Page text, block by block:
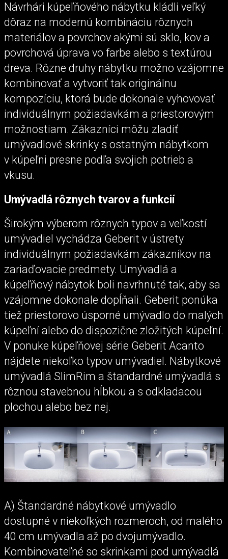
Návrhári kúpeľňového nábytku kládli veľký
dôraz na modernú kombináciu rôznych
materiálov a povrchov akými sú sklo, kov a
povrchová úprava vo farbe alebo s textúrou
dreva. Rôzne druhy nábytku možno vzájomne
kombinovať a vytvoriť tak originálnu
kompozíciu, ktorá bude dokonale vyhovovať
individuálnym požiadavkám a priestorovým
možnostiam. Zákazníci môžu zladiť
umývadlové skrinky s ostatným nábytkom
v kúpeľni presne podľa svojich potrieb a
vkusu.
Umývadlá rôznych tvarov a funkcií
Širokým výberom rôznych typov a veľkostí
umývadiel vychádza Geberit v ústrety
individuálnym požiadavkám zákazníkov na
zariaďovacie predmety. Umývadlá a
kúpeľňový nábytok boli navrhnuté tak, aby sa
vzájomne dokonale dopĺňali. Geberit ponúka
tiež priestorovo úsporné umývadlo do malých
kúpeľní alebo do dispozične zložitých kúpeľní.
V ponuke kúpeľňovej série Geberit Acanto
nájdete niekoľko typov umývadiel. Nábytkové
umývadlá SlimRim a štandardné umývadlá s
rôznou stavebnou hĺbkou a s odkladacou
plochou alebo bez nej.
A) Štandardné nábytkové umývadlo
dostupné v niekoľkých rozmeroch, od malého
40 cm umývadla až po dvojumývadlo.
Kombinovateľné so skrinkami pod umývadlá